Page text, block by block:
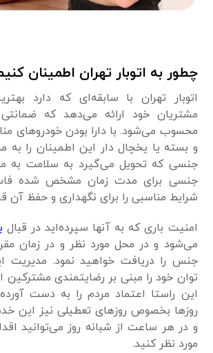
چطور به اتوبار تهران اطمینان
اتوبار تهران با سابقه‌ای که دارد
مشتریان خود ارائه می‌دهد که ضمانتی
محسوب می‌شود. با دارا بودن خودروهای
و بسته یا یخچال دار این اطمینان را
جنسی که تحویل می‌گیرد به سلامت به
جنسی برای مدت زمان مشخص شده
شرایط مناسبی را برای نگهداری و حفظ آن
امنیت باری که به آنها سپرده‌اید در قبال
می‌شود و در محل مورد نظر و در زمان
جنس را دریافت خواهید نمود. مدیریت
توان خود را مبنی بر رضایتمندی مشترکین
این راستا اعتماد مردم را به دست
روزها بخصوص روزهای تعطیلی نیز این
و در هر ساعت از شبانه روز می‌توانید
مورد نظر کنید.